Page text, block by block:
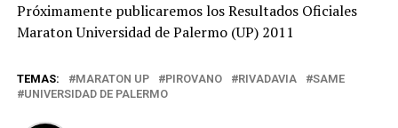
Próximamente publicaremos los Resultados Oficiales
Maraton Universidad de Palermo (UP) 2011
TEMAS: MARATON UP PIROVANO RIVADAVIA
SAME
UNIVERSIDAD DE PALERMO